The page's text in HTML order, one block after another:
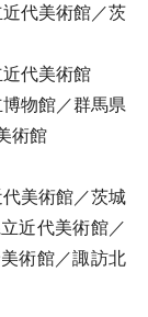
代美術館／茨
代美術館
物館／群馬県
術館
美術館／茨城
近代美術館／
術館／諏訪北